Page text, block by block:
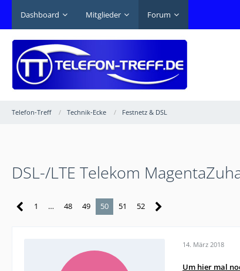
Dashboard Mitglieder Forum
Telefon-Treff Technik-Ecke Festnetz & DSL
DSL-/LTE Telekom
1 … 48 49 50 51 52
14. März 2018
Um hier mal